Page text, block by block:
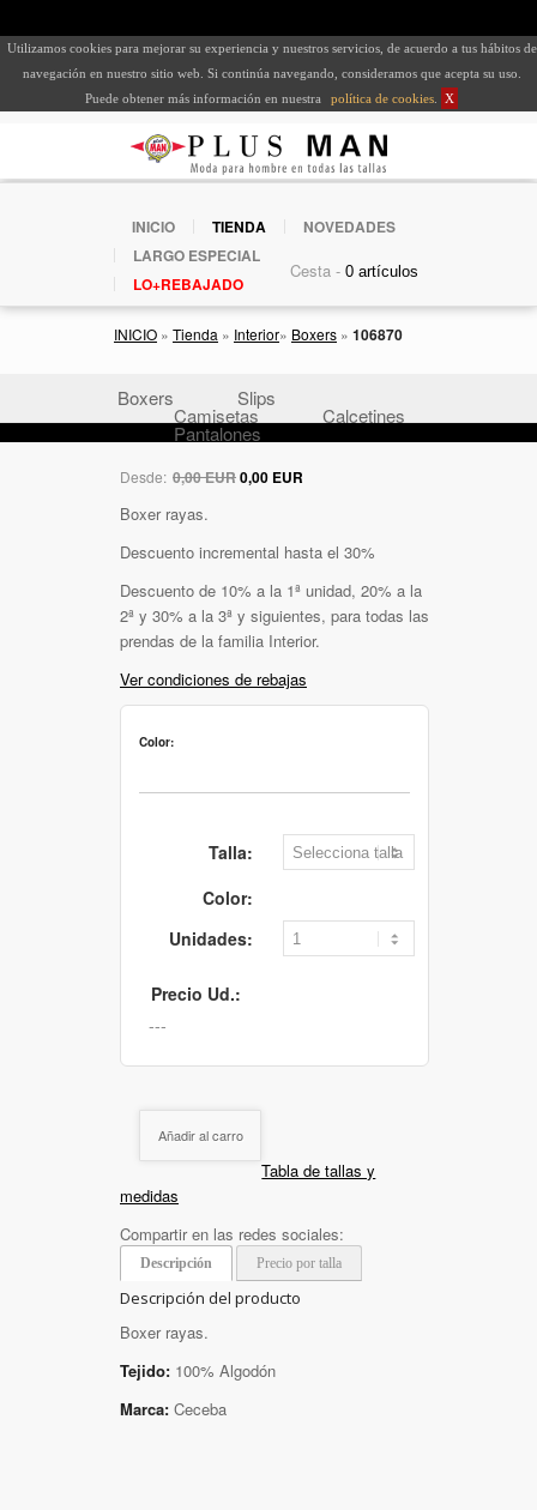
Utilizamos cookies para mejorar su experiencia y nuestros servicios, de acuerdo a tus hábitos de
navegación en nuestro sitio web. Si continúa navegando, consideramos que acepta su uso.
Puede obtener más información en nuestra
política de cookies X
INICIO TIENDA
NOVEDADES
LARGO ESPECIAL
LO+REBAJADO
Cesta -
INICIO » Tienda » Interior» Boxers » 106870
Boxers Slips
Camisetas Calcetines
Pantalones
Desde: 0,00 EUR0,00 EUR
Boxer rayas.
Descuento incremental hasta el 30%
Descuento de 10% a la 1ª unidad, 20% a la
2ª y 30% a la 3ª y siguientes, para todas las
prendas de la familia Interior.
Ver condiciones de rebajas
Color:
Talla:
Color:
Unidades:
Precio Ud.:
Añadir al carro
Tabla de tallas y
medidas
Compartir en las redes sociales:
Descripción Precio por talla
Descripción del producto
Boxer rayas.
Tejido: 100% Algodón
Marca: Ceceba